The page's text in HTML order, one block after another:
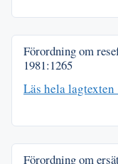
Förordning om
1981:1265
Läs hela
Förordning om